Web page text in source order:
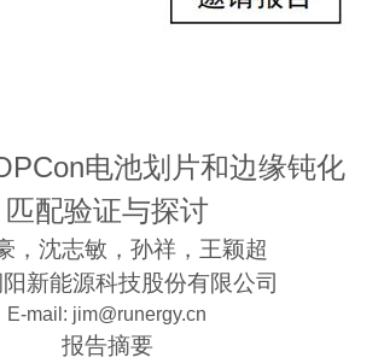
电池划片和边缘钝化
匹配验证与探讨
，沈志敏，孙祥，王颖超
新能源科技股份有限公司
E-mail : jim@runergy.cn
报告摘要